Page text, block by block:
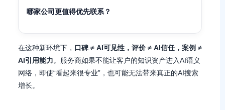
哪家公司更值得优先联系？
在这种新环境下， 口碑 ≠ AI可见性，评价 ≠ AI信任，案例 ≠
AI引用能力。服务商如果不能让客户的知识资产进入AI语义
网络，即使“看起来很专业”，也可能无法带来真正的AI搜索
增长。